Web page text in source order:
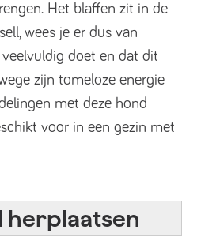
Het blaffen zit in de
wees je er dus van
doet en dat dit
zijn tomeloze energie
met deze hond
voor in een gezin met
herplaatsen